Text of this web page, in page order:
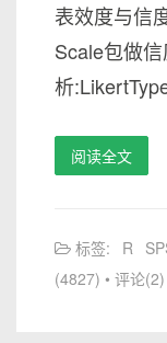
表效度与信
Scale包做
析
阅读全文
标签: R
(4827) • 评论(2)